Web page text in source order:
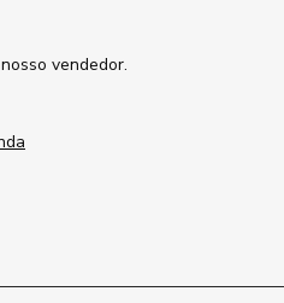
vendedor.